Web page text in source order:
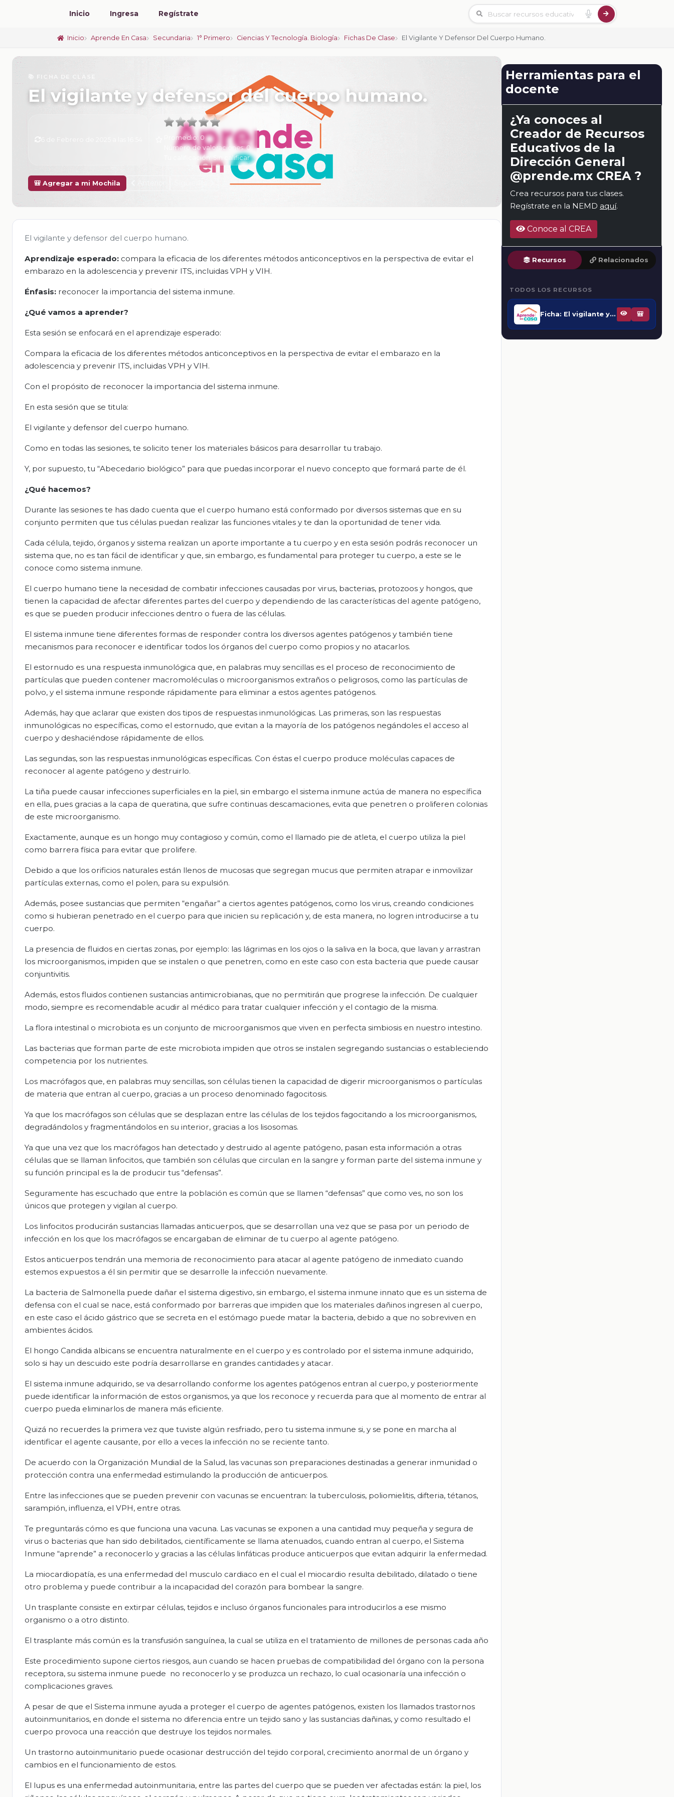
Inicio Ingresa Regístrate
Inicio Aprende En Casa Secundaria 1° Primero Ciencias Y Tecnología. Biología Fichas De Clase El Vigilante Y Defensor Del Cuerpo Humano.
📚 FICHA DE CLASE
El vigilante y defensor del cuerpo humano.
Promedio: 0
Número de valoraciones:0
Tu calificación:Sin calificar
🎒 Agregar a mi Mochila
El vigilante y defensor del cuerpo humano.
Aprendizaje esperado: compara la eficacia de los diferentes métodos anticonceptivos en la perspectiva de evitar el
embarazo en la adolescencia y prevenir ITS, incluidas VPH y VIH.
Énfasis: reconocer la importancia del sistema inmune.
¿Qué vamos a aprender?
Esta sesión se enfocará en el aprendizaje esperado:
Compara la eficacia de los diferentes métodos anticonceptivos en la perspectiva de evitar el embarazo en la
adolescencia y prevenir ITS, incluidas VPH y VIH.
Con el propósito de reconocer la importancia del sistema inmune.
En esta sesión que se titula:
El vigilante y defensor del cuerpo humano.
Como en todas las sesiones, te solicito tener los materiales básicos para desarrollar tu trabajo.
Y, por supuesto, tu “Abecedario biológico” para que puedas incorporar el nuevo concepto que formará parte de él.
¿Qué hacemos?
Durante las sesiones te has dado cuenta que el cuerpo humano está conformado por diversos sistemas que en su
conjunto permiten que tus células puedan realizar las funciones vitales y te dan la oportunidad de tener vida.
Cada célula, tejido, órganos y sistema realizan un aporte importante a tu cuerpo y en esta sesión podrás reconocer un
sistema que, no es tan fácil de identificar y que, sin embargo, es fundamental para proteger tu cuerpo, a este se le
conoce como sistema inmune.
El cuerpo humano tiene la necesidad de combatir infecciones causadas por virus, bacterias, protozoos y hongos, que
tienen la capacidad de afectar diferentes partes del cuerpo y dependiendo de las características del agente patógeno,
es que se pueden producir infecciones dentro o fuera de las células.
El sistema inmune tiene diferentes formas de responder contra los diversos agentes patógenos y también tiene
mecanismos para reconocer e identificar todos los órganos del cuerpo como propios y no atacarlos.
El estornudo es una respuesta inmunológica que, en palabras muy sencillas es el proceso de reconocimiento de
partículas que pueden contener macromoléculas o microorganismos extraños o peligrosos, como las partículas de
polvo, y el sistema inmune responde rápidamente para eliminar a estos agentes patógenos.
Además, hay que aclarar que existen dos tipos de respuestas inmunológicas. Las primeras, son las respuestas
inmunológicas no específicas, como el estornudo, que evitan a la mayoría de los patógenos negándoles el acceso al
cuerpo y deshaciéndose rápidamente de ellos.
Las segundas, son las respuestas inmunológicas específicas. Con éstas el cuerpo produce moléculas capaces de
reconocer al agente patógeno y destruirlo.
La tiña puede causar infecciones superficiales en la piel, sin embargo el sistema inmune actúa de manera no específica
en ella, pues gracias a la capa de queratina, que sufre continuas descamaciones, evita que penetren o proliferen colonias
de este microorganismo.
Exactamente, aunque es un hongo muy contagioso y común, como el llamado pie de atleta, el cuerpo utiliza la piel
como barrera física para evitar que prolifere.
Debido a que los orificios naturales están llenos de mucosas que segregan mucus que permiten atrapar e inmovilizar
partículas externas, como el polen, para su expulsión.
Además, posee sustancias que permiten “engañar” a ciertos agentes patógenos, como los virus, creando condiciones
como si hubieran penetrado en el cuerpo para que inicien su replicación y, de esta manera, no logren introducirse a tu
cuerpo.
La presencia de fluidos en ciertas zonas, por ejemplo: las lágrimas en los ojos o la saliva en la boca, que lavan y arrastran
los microorganismos, impiden que se instalen o que penetren, como en este caso con esta bacteria que puede causar
conjuntivitis.
Además, estos fluidos contienen sustancias antimicrobianas, que no permitirán que progrese la infección. De cualquier
modo, siempre es recomendable acudir al médico para tratar cualquier infección y el contagio de la misma.
La flora intestinal o microbiota es un conjunto de microorganismos que viven en perfecta simbiosis en nuestro intestino.
Las bacterias que forman parte de este microbiota impiden que otros se instalen segregando sustancias o estableciendo
competencia por los nutrientes.
Los macrófagos que, en palabras muy sencillas, son células tienen la capacidad de digerir microorganismos o partículas
de materia que entran al cuerpo, gracias a un proceso denominado fagocitosis.
Ya que los macrófagos son células que se desplazan entre las células de los tejidos fagocitando a los microorganismos,
degradándolos y fragmentándolos en su interior, gracias a los lisosomas.
Ya que una vez que los macrófagos han detectado y destruido al agente patógeno, pasan esta información a otras
células que se llaman linfocitos, que también son células que circulan en la sangre y forman parte del sistema inmune y
su función principal es la de producir tus “defensas”.
Seguramente has escuchado que entre la población es común que se llamen “defensas” que como ves, no son los
únicos que protegen y vigilan al cuerpo.
Los linfocitos producirán sustancias llamadas anticuerpos, que se desarrollan una vez que se pasa por un periodo de
infección en los que los macrófagos se encargaban de eliminar de tu cuerpo al agente patógeno.
Estos anticuerpos tendrán una memoria de reconocimiento para atacar al agente patógeno de inmediato cuando
estemos expuestos a él sin permitir que se desarrolle la infección nuevamente.
La bacteria de Salmonella puede dañar el sistema digestivo, sin embargo, el sistema inmune innato que es un sistema de
defensa con el cual se nace, está conformado por barreras que impiden que los materiales dañinos ingresen al cuerpo,
en este caso el ácido gástrico que se secreta en el estómago puede matar la bacteria, debido a que no sobreviven en
ambientes ácidos.
El hongo Candida albicans se encuentra naturalmente en el cuerpo y es controlado por el sistema inmune adquirido,
solo si hay un descuido este podría desarrollarse en grandes cantidades y atacar.
El sistema inmune adquirido, se va desarrollando conforme los agentes patógenos entran al cuerpo, y posteriormente
puede identificar la información de estos organismos, ya que los reconoce y recuerda para que al momento de entrar al
cuerpo pueda eliminarlos de manera más eficiente.
Quizá no recuerdes la primera vez que tuviste algún resfriado, pero tu sistema inmune si, y se pone en marcha al
identificar el agente causante, por ello a veces la infección no se reciente tanto.
De acuerdo con la Organización Mundial de la Salud, las vacunas son preparaciones destinadas a generar inmunidad o
protección contra una enfermedad estimulando la producción de anticuerpos.
Entre las infecciones que se pueden prevenir con vacunas se encuentran: la tuberculosis, poliomielitis, difteria, tétanos,
sarampión, influenza, el VPH, entre otras.
Te preguntarás cómo es que funciona una vacuna. Las vacunas se exponen a una cantidad muy pequeña y segura de
virus o bacterias que han sido debilitados, científicamente se llama atenuados, cuando entran al cuerpo, el Sistema
Inmune “aprende” a reconocerlo y gracias a las células linfáticas produce anticuerpos que evitan adquirir la enfermedad.
La miocardiopatía, es una enfermedad del musculo cardiaco en el cual el miocardio resulta debilitado, dilatado o tiene
otro problema y puede contribuir a la incapacidad del corazón para bombear la sangre.
Un trasplante consiste en extirpar células, tejidos e incluso órganos funcionales para introducirlos a ese mismo
organismo o a otro distinto.
El trasplante más común es la transfusión sanguínea, la cual se utiliza en el tratamiento de millones de personas cada año
Este procedimiento supone ciertos riesgos, aun cuando se hacen pruebas de compatibilidad del órgano con la persona
receptora, su sistema inmune puede no reconocerlo y se produzca un rechazo, lo cual ocasionaría una infección o
complicaciones graves.
A pesar de que el Sistema inmune ayuda a proteger el cuerpo de agentes patógenos, existen los llamados trastornos
autoinmunitarios, en donde el sistema no diferencia entre un tejido sano y las sustancias dañinas, y como resultado el
cuerpo provoca una reacción que destruye los tejidos normales.
Un trastorno autoinmunitario puede ocasionar destrucción del tejido corporal, crecimiento anormal de un órgano y
cambios en el funcionamiento de estos.
El lupus es una enfermedad autoinmunitaria, entre las partes del cuerpo que se pueden ver afectadas están: la piel, los
Herramientas para el
docente
¿Ya conoces al
Creador de Recursos
Educativos de la
Dirección General
@prende.mx CREA ?
Crea recursos para tus clases.
Regístrate en la NEMD aquí.
Conoce al CREA
Recursos Relacionados
TODOS LOS RECURSOS
Ficha: El vigilante y defensor del cuerpo humano. 🎒